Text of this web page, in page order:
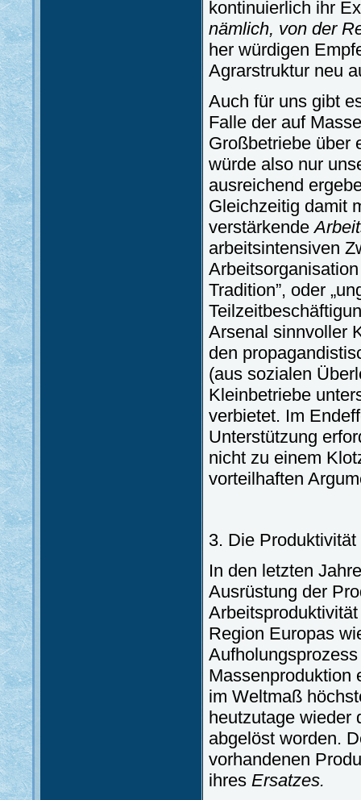
kontinuierlich ihr
nämlich, von der
her würdigen
Agrarstruktur neu
Auch für uns gibt
Falle der auf
Großbetriebe über
würde also nur
ausreichend
Gleichzeitig damit
verstärkende
arbeitsintensiven
Tradition”, oder
Arsenal sinnvoller
den
(aus sozialen
Kleinbetriebe
verbietet. Im
Unterstützung
nicht zu einem
vorteilhaften
3. Die Produktivität
In den letzten
Ausrüstung der
Region Europas
Massenproduktion
im Weltmaß
heutzutage wieder
abgelöst worden.
vorhandenen
ihres Ersatzes.